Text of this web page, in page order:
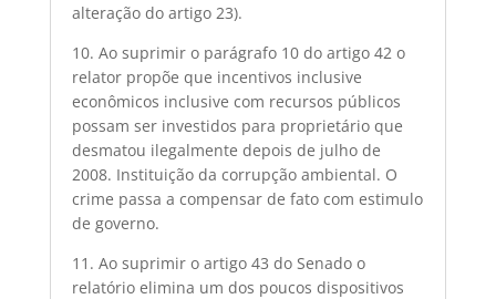
alteração do artigo 23).
10. Ao suprimir o parágrafo 10 do artigo 42 o
relator propõe que incentivos inclusive
econômicos inclusive com recursos públicos
possam ser investidos para proprietário que
desmatou ilegalmente depois de julho de
2008. Instituição da corrupção ambiental. O
crime passa a compensar de fato com estimulo
de governo.
11. Ao suprimir o artigo 43 do Senado o
relatório elimina um dos poucos dispositivos